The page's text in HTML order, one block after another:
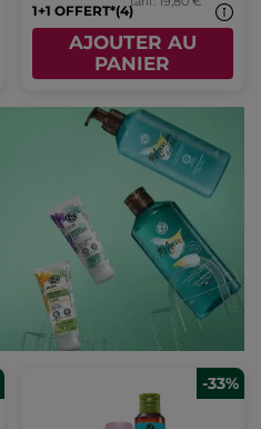
1+1 OFFERT*(4)
AJOUTER AU
PANIER
-33%